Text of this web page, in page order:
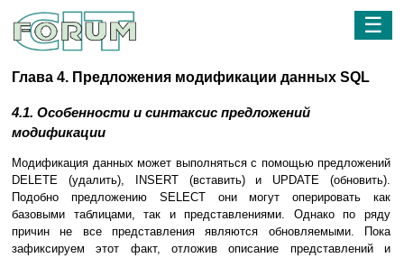
☰
Глава 4. Предложения модификации данных SQL
4.1. Особенности и синтаксис предложений
модификации
Модификация данных может выполняться с помощью предложений
DELETE (удалить), INSERT (вставить) и UPDATE (обновить).
Подобно предложению SELECT они могут оперировать как
базовыми таблицами, так и представлениями. Однако по ряду
причин не все представления являются обновляемыми. Пока
зафиксируем этот факт, отложив описание представлений и